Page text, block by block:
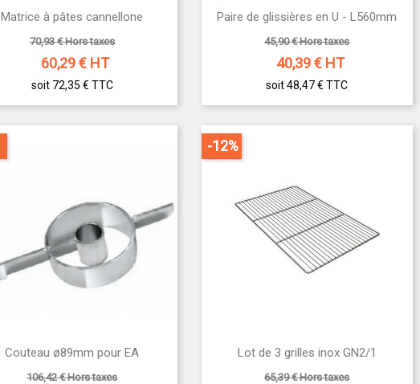
 Aperçu rapide
Matrice à pâtes cannellone
70,93 € Hors taxes
60,29€ HT
soit 72,35 € TTC
Aperçu rapide
Paire de glissières en U - L560mm
45,90 € Hors taxes
40,39€ HT
soit 48,47 €TTC
Aperçu rapide
Couteau ø89mm pour EA
106,42 € Hors taxes
Aperçu rapide
Lot de 3 grilles inox GN2/1
65,39 € Hors taxes
-12%